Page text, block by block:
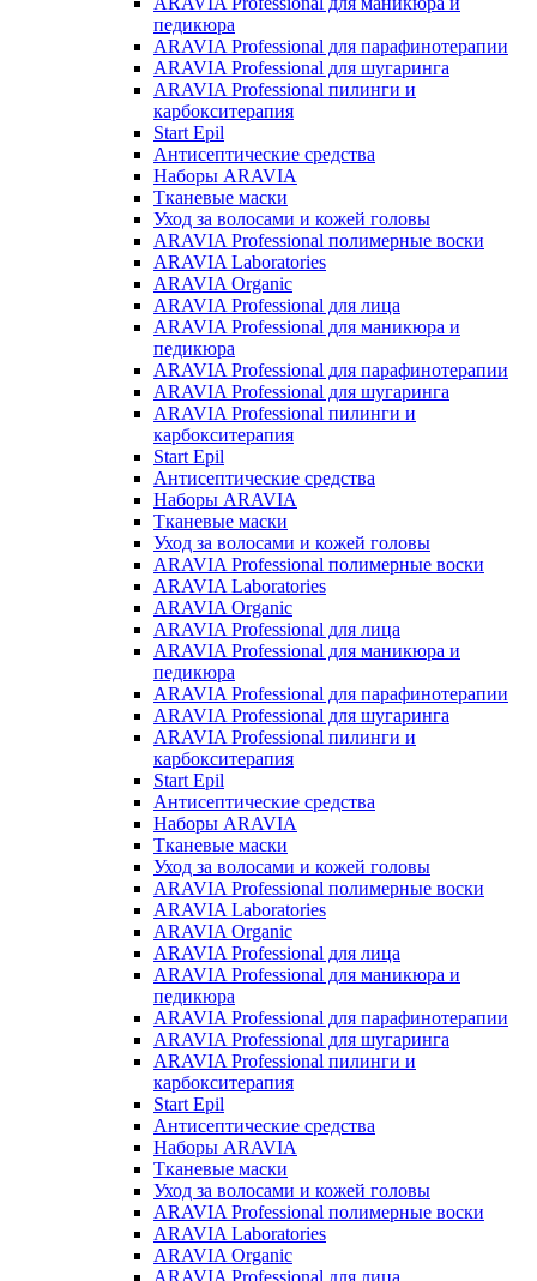
педикюра
ARAVIA Professional для парафинотерапии
ARAVIA Professional для шугаринга
ARAVIA Professional пилинги и
карбокситерапия
Start Epil
Антисептические средства
Наборы ARAVIA
Тканевые маски
Уход за волосами и кожей головы
ARAVIA Professional полимерные воски
ARAVIA Laboratories
ARAVIA Organic
ARAVIA Professional для лица
ARAVIA Professional для маникюра и
педикюра
ARAVIA Professional для парафинотерапии
ARAVIA Professional для шугаринга
ARAVIA Professional пилинги и
карбокситерапия
Start Epil
Антисептические средства
Наборы ARAVIA
Тканевые маски
Уход за волосами и кожей головы
ARAVIA Professional полимерные воски
ARAVIA Laboratories
ARAVIA Organic
ARAVIA Professional для лица
ARAVIA Professional для маникюра и
педикюра
ARAVIA Professional для парафинотерапии
ARAVIA Professional для шугаринга
ARAVIA Professional пилинги и
карбокситерапия
Start Epil
Антисептические средства
Наборы ARAVIA
Тканевые маски
Уход за волосами и кожей головы
ARAVIA Professional полимерные воски
ARAVIA Laboratories
ARAVIA Organic
ARAVIA Professional для лица
ARAVIA Professional для маникюра и
педикюра
ARAVIA Professional для парафинотерапии
ARAVIA Professional для шугаринга
ARAVIA Professional пилинги и
карбокситерапия
Start Epil
Антисептические средства
Наборы ARAVIA
Тканевые маски
Уход за волосами и кожей головы
ARAVIA Professional полимерные воски
ARAVIA Laboratories
ARAVIA Organic
ARAVIA Professional для лица